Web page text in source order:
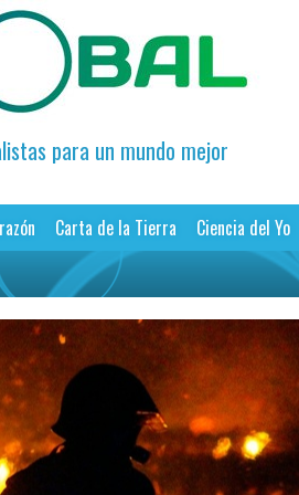
para un mundo mejor
Carta de la Tierra Ciencia del Yo